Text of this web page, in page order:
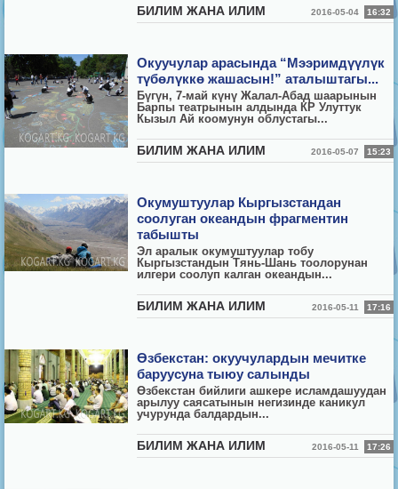
БИЛИМ ЖАНА ИЛИМ 2016-05-04 16:32
Окуучулар арасында “Мээримдүүлүк
түбөлүккө жашасын!” аталыштагы...
Бүгүн, 7-май күнү Жалал-Абад шаарынын
Барпы театрынын алдында КР Улуттук
Кызыл Ай коомунун облустагы...
БИЛИМ ЖАНА ИЛИМ 2016-05-07 15:23
Окумуштуулар Кыргызстандан
соолуган океандын фрагментин
табышты
Эл аралык окумуштуулар тобу
Кыргызстандын Тянь-Шань тоолорунан
илгери соолуп калган океандын...
БИЛИМ ЖАНА ИЛИМ 2016-05-11 17:16
Өзбекстан: окуучулардын мечитке
баруусуна тыюу салынды
Өзбекстан бийлиги ашкере исламдашуудан
арылуу саясатынын негизинде каникул
учурунда балдардын...
БИЛИМ ЖАНА ИЛИМ 2016-05-11 17:26